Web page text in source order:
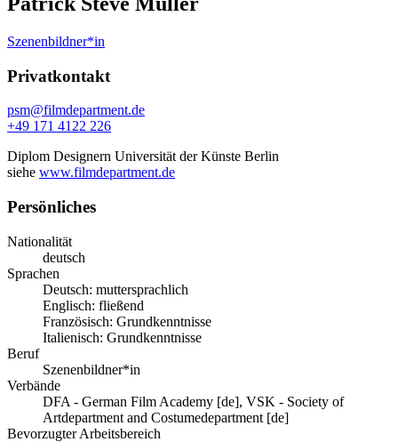
Szenenbildner*in
Privatkontakt
psm@filmdepartment.de
+49 171 4122 226
Diplom Designern Universität der Künste Berlin
siehe www.filmdepartment.de
Persönliches
Nationalität
deutsch
Sprachen
Deutsch: muttersprachlich
Englisch: fließend
Französisch: Grundkenntnisse
Italienisch: Grundkenntnisse
Beruf
Szenenbildner*in
Verbände
DFA - German Film Academy [de], VSK - Society of
Artdepartment and Costumedepartment [de]
Bevorzugter Arbeitsbereich